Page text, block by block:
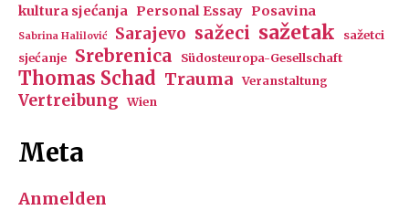
kultura sjećanja
Personal Essay Posavina
Sabrina Halilović Sarajevo sažeci sažetak
sažetci
sjećanje
Srebrenica Südosteuropa-Gesellschaft
Thomas Schad Trauma Veranstaltung
Vertreibung Wien
Meta
Anmelden